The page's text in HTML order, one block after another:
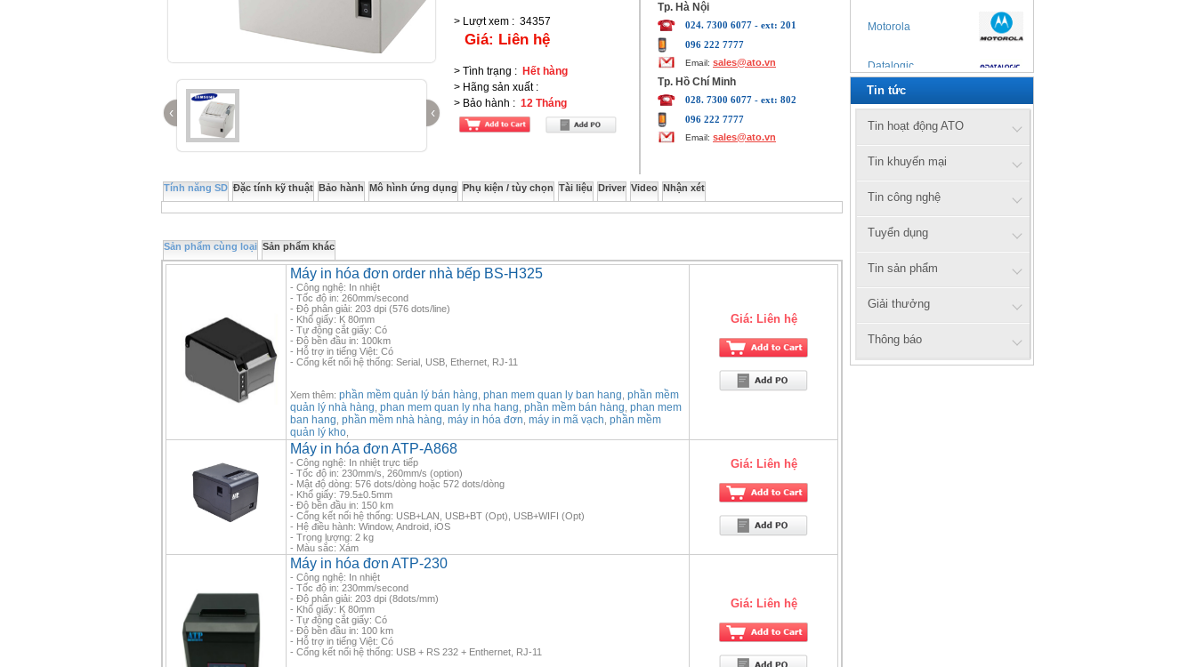
‹ ‹
> Lượt xem : 34357
Giá: Liên hệ
> Tình trạng : Hết hàng
> Hãng sản xuất:
> Bảo hành : 12 Tháng
Tp. Hà Nội
024. 7300 6077 - ext: 201
096 222 7777
Email: sales@ato.vn
Tp. Hồ Chí Minh
028. 7300 6077 - ext: 802
096 222 7777
Email: sales@ato.vn
Tính năng SD Đặc tính kỹ thuật Bảo hành Mô hình ứng dụng Phụ kiện / tùy chọn Tài liệu Driver Video Nhận xét
Sản phẩm cùng loại Sản phẩm khác
Máy in hóa đơn order nhà bếp BS-H325
- Công nghệ: In nhiệt
- Tốc độ in: 260mm/second
- Độ phân giải: 203 dpi (576 dots/line)
- Khổ giấy: K 80mm
- Tự động cắt giấy: Có
- Độ bền đầu in: 100km
- Hỗ trợ in tiếng Việt: Có
- Cổng kết nối hệ thống: Serial, USB, Ethernet, RJ-11
Xem thêm: phần mềm quản lý bán hàng phan mem quan ly ban hang phần mềm
quản lý nhà hàng phan mem quan ly nha hang phần mềm bán hàng phan mem
ban hang phần mềm nhà hàng máy in hóa đơn máy in mã vạch phần mềm
quản lý kho
Giá: Liên hệ
Máy in hóa đơn ATP-A868
- Công nghệ: In nhiệt trực tiếp
- Tốc độ in: 230mm/s, 260mm/s (option)
- Mật độ dòng: 576 dots/dòng hoặc 572 dots/dòng
- Khổ giấy: 79.5±0.5mm
- Độ bền đầu in: 150 km
- Cổng kết nối hệ thống: USB+LAN, USB+BT (Opt), USB+WIFI (Opt)
- Hệ điều hành: Window, Android, iOS
- Trọng lượng: 2 kg
- Màu sắc: Xám
Giá: Liên hệ
Máy in hóa đơn ATP-230
- Công nghệ: In nhiệt
- Tốc độ in: 230mm/second
- Độ phân giải: 203 dpi (8dots/mm)
- Khổ giấy: K 80mm
- Tự động cắt giấy: Có
- Độ bền đầu in: 100 km
- Hỗ trợ in tiếng Việt: Có
- Cổng kết nối hệ thống: USB + RS 232 + Enthernet, RJ-11
Giá: Liên hệ
Motorola
Datalogic
Zebex
Cipherlab
Xprinter
Honeywell
Zebra
axiomtek
Tin tức
Tin hoạt động ATO
Tin khuyến mại
Tin công nghệ
Tuyển dụng
Tin sản phẩm
Giải thưởng
Thông báo